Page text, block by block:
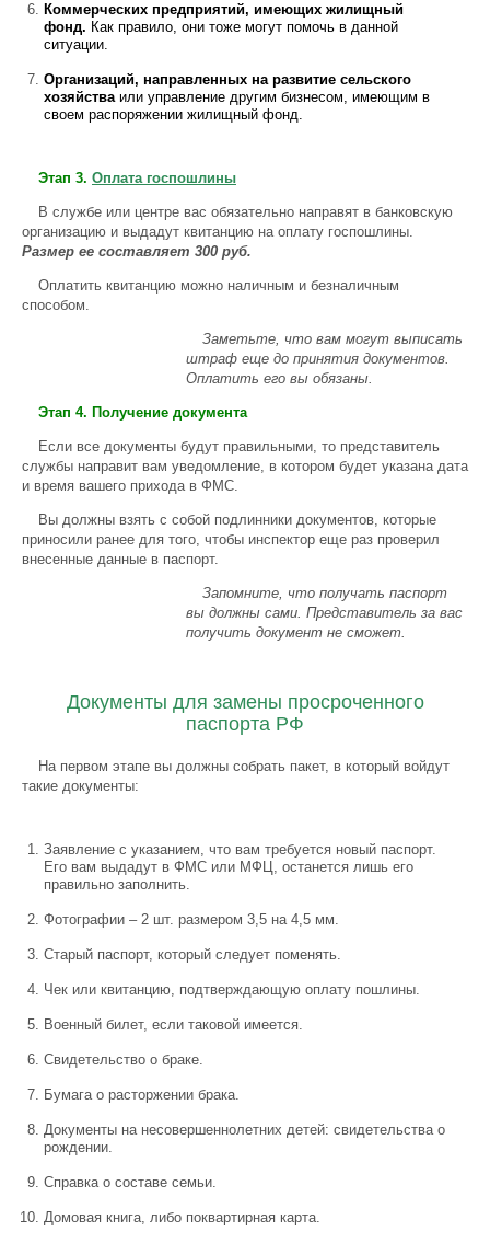
Коммерческих предприятий, имеющих жилищный
фонд. Как правило, они тоже могут помочь в данной
ситуации.
Организаций, направленных на развитие сельского
хозяйстваили управление другим бизнесом, имеющим в
своем распоряжении жилищный фонд.
Этап 3. Оплата госпошлины
В службе или центре вас обязательно направят в банковскую
организацию и выдадут квитанцию на оплату госпошлины.
Размер ее составляет 300 руб.
Оплатить квитанцию можно наличным и безналичным
способом.
Заметьте, что вам могут выписать
штраф еще до принятия документов.
Оплатить его вы обязаны.
Этап 4. Получение документа
Если все документы будут правильными, то представитель
службы направит вам уведомление, в котором будет указана дата
и время вашего прихода в ФМС.
Вы должны взять с собой подлинники документов, которые
приносили ранее для того, чтобы инспектор еще раз проверил
внесенные данные в паспорт.
Запомните, что получать паспорт
вы должны сами. Представитель за вас
получить документ не сможет.
Документы для замены просроченного
паспорта РФ
На первом этапе вы должны собрать пакет, в который войдут
такие документы:
Заявление с указанием, что вам требуется новый паспорт.
Его вам выдадут в ФМС или МФЦ, останется лишь его
правильно заполнить.
Фотографии – 2 шт. размером 3,5 на 4,5 мм.
Старый паспорт, который следует поменять.
Чек или квитанцию, подтверждающую оплату пошлины.
Военный билет, если таковой имеется.
Свидетельство о браке.
Бумага о расторжении брака.
Документы на несовершеннолетних детей: свидетельства о
рождении.
Справка о составе семьи.
Домовая книга, либо поквартирная карта.